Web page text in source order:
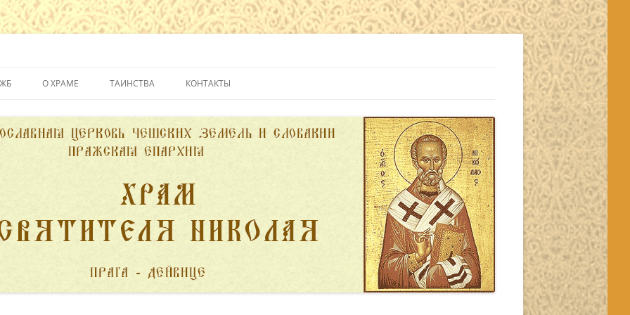
О ХРАМЕ
ДУХОВЕНСТВО
ТАИНСТВА
ВЕНЧАНИЕ
КОНТАКТЫ